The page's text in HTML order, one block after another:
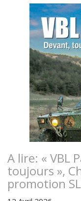
A lire: « VBL
toujours »,
promotion